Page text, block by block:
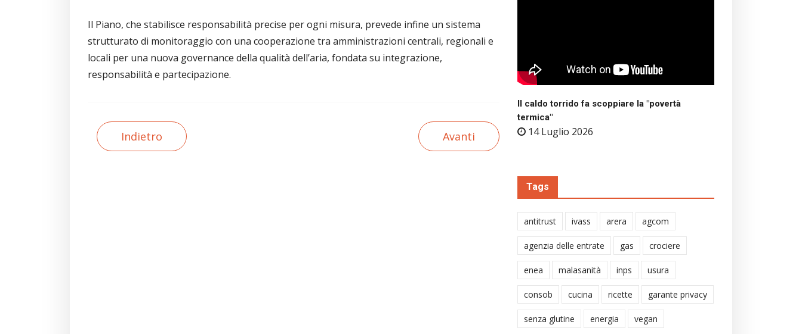
Il Piano, che stabilisce responsabilità precise per ogni misura, prevede infine un sistema
strutturato di monitoraggio con una cooperazione tra amministrazioni centrali, regionali e
locali per una nuova governance della qualità dell’aria, fondata su integrazione,
responsabilità e partecipazione.
Indietro Avanti
Il caldo torrido fa scoppiare la "povertà
termica"
14 Luglio 2026
Tags
antitrust ivass arera agcom
agenzia delle entrate gas crociere
enea malasanità inps usura
consob cucina ricette garante privacy
senza glutine energia vegan